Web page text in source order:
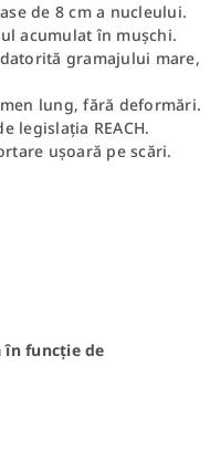
de 8 cm a nucleului.
acumulat în mușchi.
gramajului mare,
lung, fără deformări.
legislația REACH.
ușoară pe scări.
în funcție de